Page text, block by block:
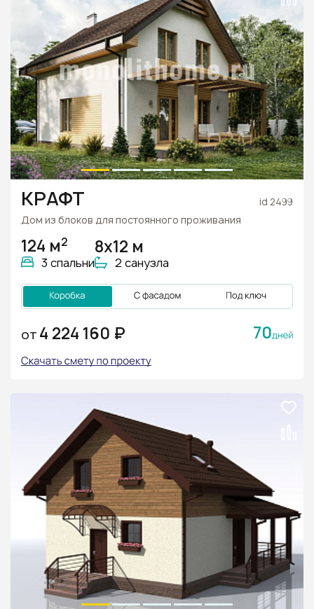
КРАФТ id 2499
Дом из блоков для постоянного проживания
124 м2
3 спальни
8x12 м
2 санузла
ОТ 4 224 160 ₽ 70